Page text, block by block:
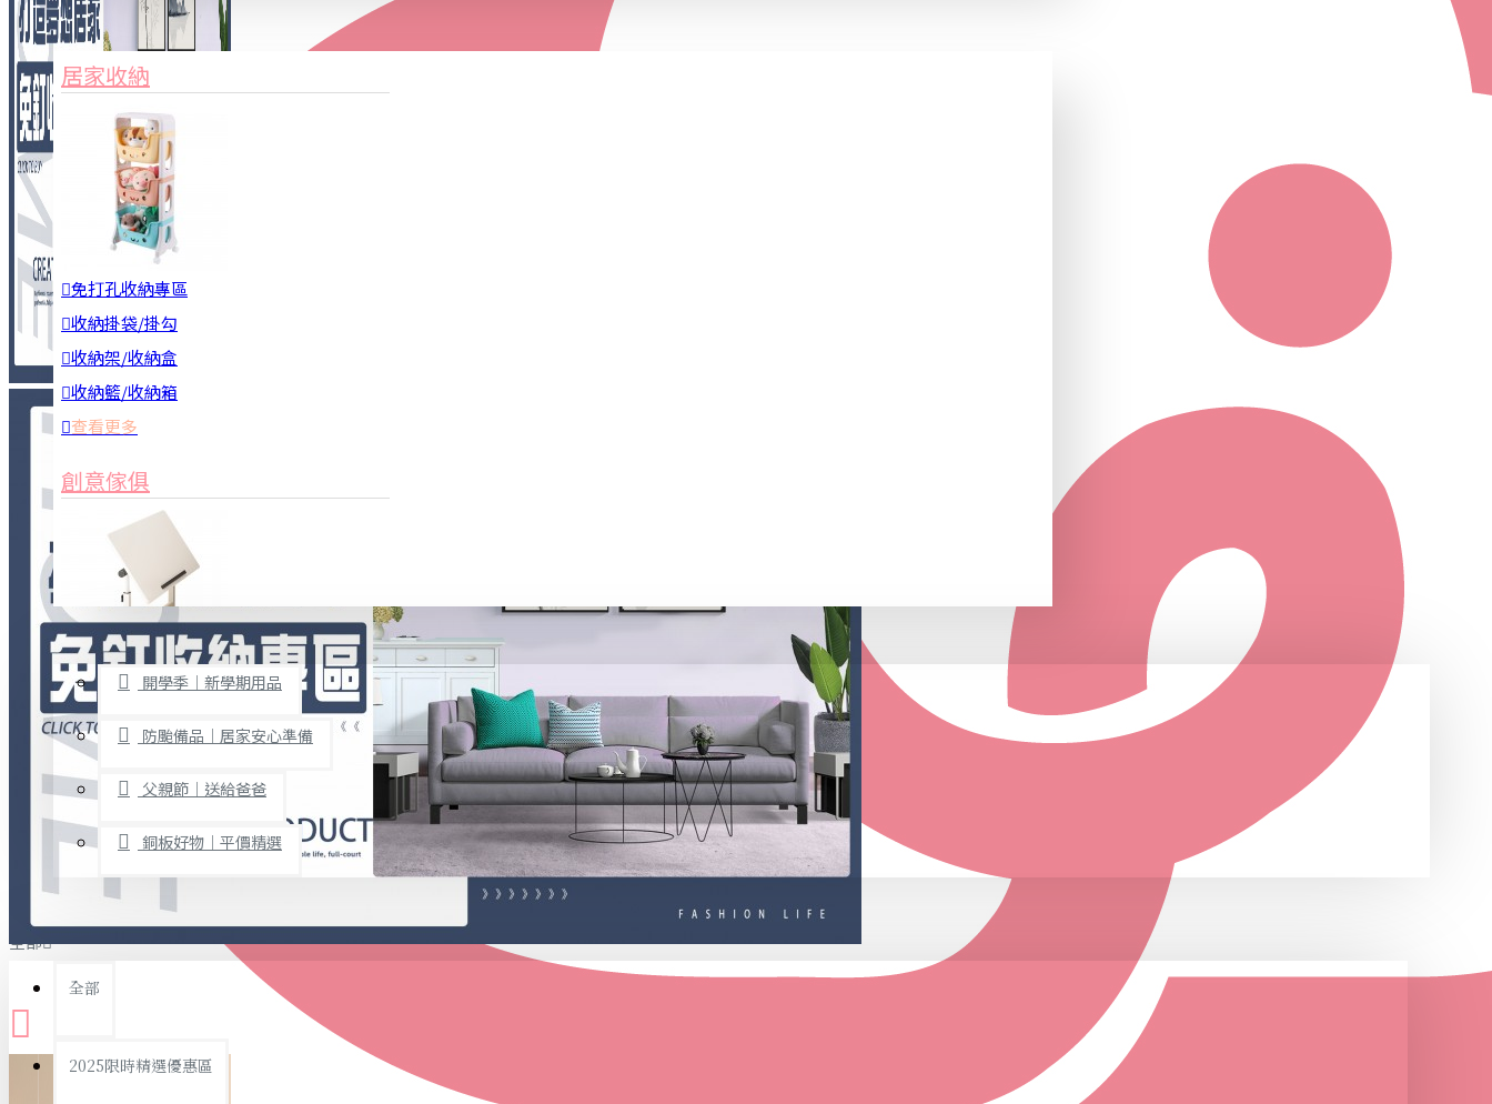
3C周邊
居家安全
居家清潔
查看更多
餐飲廚具
廚房收納
烘焙用具
隨身餐具
查看更多
文具禮品
事務用品
文具收納
書寫用品
衛浴用品
家俱&收納
居家收納
免打孔收納專區
收納掛袋/掛勾
收納架/收納盒
收納籃/收納箱
查看更多
創意傢俱
桌子/椅子
置物架/收納櫃
其他
免打孔收納專區
限時促銷
開學季｜新學期用品
防颱備品｜居家安心準備
父親節｜送給爸爸
銅板好物｜平價精選
全部
全部
2025限時精選優惠區